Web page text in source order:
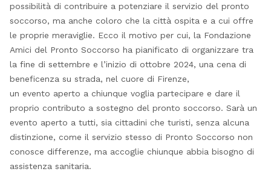
possibilità di contribuire a potenziare il servizio del pronto
soccorso, ma anche coloro che la città ospita e a cui offre
le proprie meraviglie. Ecco il motivo per cui, la Fondazione
Amici del Pronto Soccorso ha pianificato di organizzare tra
la fine di settembre e l’inizio di ottobre 2024, una cena di
beneficenza su strada, nel cuore di Firenze,
un evento aperto a chiunque voglia partecipare e dare il
proprio contributo a sostegno del pronto soccorso. Sarà un
evento aperto a tutti, sia cittadini che turisti, senza alcuna
distinzione, come il servizio stesso di Pronto Soccorso non
conosce differenze, ma accoglie chiunque abbia bisogno di
assistenza sanitaria.